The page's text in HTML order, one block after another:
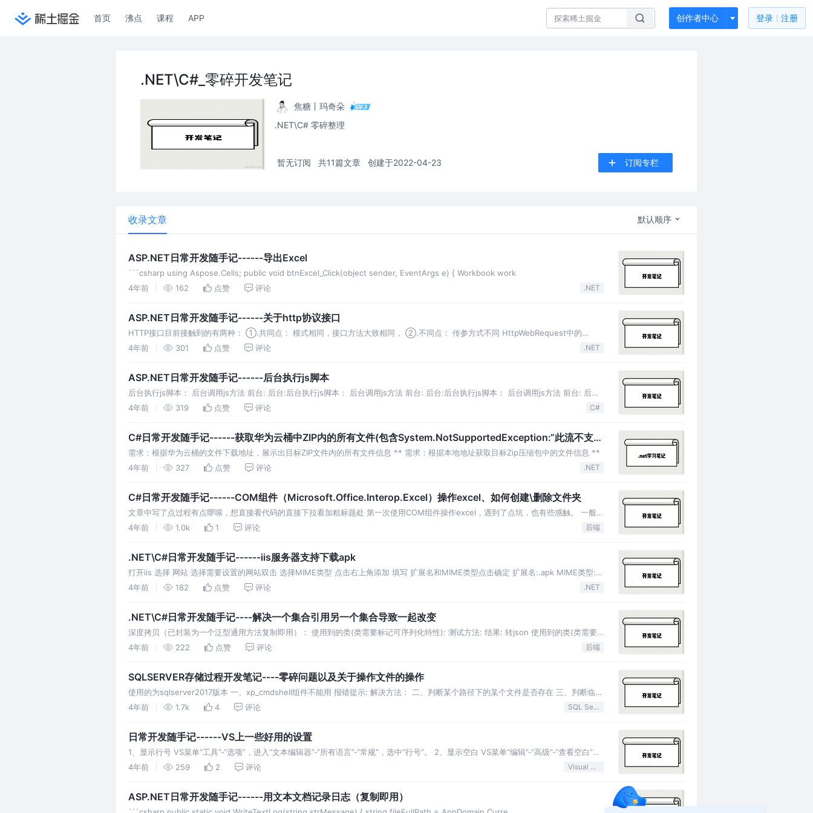
首页 沸点 课程 APP 创作者中心 登录 注册
.NET\C#_零碎开发笔记
焦糖丨玛奇朵
.NET\C# 零碎整理
暂无订阅 共11篇文章 创建于2022-04-23 订阅专栏
收录文章 默认顺序
ASP.NET日常开发随手记------导出Excel
```csharp using Aspose.Cells; public void btnExcel_Click(object sender, EventArgs e) { Workbook work
4年前
162 点赞 评论 .NET
ASP.NET日常开发随手记------关于http协议接口
HTTP接口目前接触到的有两种： ①.共同点： 模式相同，接口方法大致相同， ②.不同点： 传参方式不同 HttpWebRequest中的
ContentType方法不同 键值对方式为："applica
4年前 301 点赞 评论 .NET
ASP.NET日常开发随手记------后台执行js脚本
后台执行js脚本： 后台调用js方法 前台: 后台:后台执行js脚本： 后台调用js方法 前台: 后台:后台执行js脚本： 后台调用js方法 前台: 后台:
后台执行js脚本： 后台调用js方法 前台:
4年前 319 点赞 评论 C#
C#日常开发随手记------获取华为云桶中ZIP内的所有文件(包含System.NotSupportedException:“此流不支持
查找操作“解决方法)
需求：根据华为云桶的文件下载地址，展示出目标ZIP文件内的所有文件信息 ** 需求：根据本地地址获取目标Zip压缩包中的文件信息 **
4年前
327 点赞 评论 .NET
C#日常开发随手记------COM组件（Microsoft.Office.Interop.Excel）操作excel、如何创建\删除文件夹
文章中写了点过程有点啰嗦，想直接看代码的直接下拉看加粗标题处 第一次使用COM组件操作excel，遇到了点坑，也有些感触。 一般
来说操作excel，我比较常用的是OleDB，但是OleDB需要安装Ac
4年前 1.0k 1 评论 后端
.NET\C#日常开发随手记------iis服务器支持下载apk
打开iis 选择 网站 选择需要设置的网站双击 选择MIME类型 点击右上角添加 填写 扩展名和MIME类型点击确定 扩展名:.apk MIME类型:
application/vnd.android.
4年前 182 点赞 评论 .NET
.NET\C#日常开发随手记----解决一个集合引用另一个集合导致一起改变
深度拷贝（已封装为一个泛型通用方法复制即用）： 使用到的类(类需要标记可序列化特性): 测试方法: 结果: 转json 使用到的类(类需要
标记可序列化特性): 测试方法: 结果:
4年前 222 点赞 评论 后端
SQLSERVER存储过程开发笔记----零碎问题以及关于操作文件的操作
使用的为sqlserver2017版本 一、xp_cmdshell组件不能用 报错提示: 解决方法： 二、判断某个路径下的某个文件是否存在 三、判断临时
表是否存在 四、创建临时表并读取执行文件中的数据
4年前 1.7k 4 评论 SQL Server
日常开发随手记------VS上一些好用的设置
1、显示行号 VS菜单“工具”-“选项”，进入“文本编辑器”-“所有语言”-“常规”，选中“行号”。 2、显示空白 VS菜单“编辑”-“高级”-“查看空白”以
便显示代码中的空白字符。 3、编辑器背景及
4年前 259 2 评论 Visual Studio
ASP.NET日常开发随手记------用文本文档记录日志（复制即用）